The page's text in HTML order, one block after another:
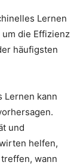
Lernen
die Effizienz
häufigsten
Lernen kann
und
helfen,
wann